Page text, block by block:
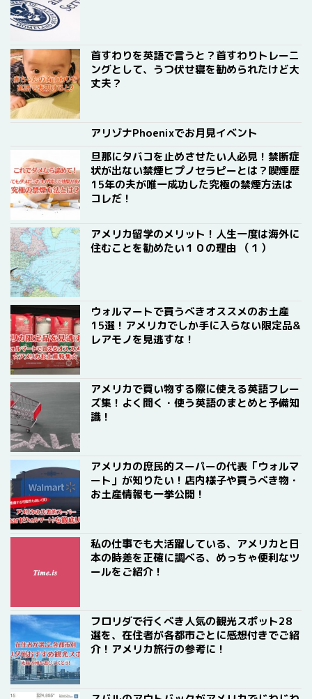
首すわりを英語で言うと？首すわりトレーニ
ングとして、うつ伏せ寝を勧められたけど大
丈夫？
アリゾナPhoenixでお月見イベント
旦那にタバコを止めさせたい人必見！禁断症
状が出ない禁煙ヒプノセラピーとは？喫煙歴
15年の夫が唯一成功した究極の禁煙方法は
コレだ！
アメリカ留学のメリット！人生一度は海外に
住むことを勧めたい１０の理由 （１）
ウォルマートで買うべきオススメのお土産
15選！アメリカでしか手に入らない限定品&
レアモノを見逃すな！
アメリカで買い物する際に使える英語フレー
ズ集！よく聞く・使う英語のまとめと予備知
識！
アメリカの庶民的スーパーの代表「ウォルマ
ート」が知りたい！店内様子や買うべき物・
お土産情報も一挙公開！
私の仕事でも大活躍している、アメリカと日
本の時差を正確に調べる、めっちゃ便利なツ
ールをご紹介！
フロリダで行くべき人気の観光スポット28
選を、在住者が各都市ごとに感想付きでご紹
介！アメリカ旅行の参考に！